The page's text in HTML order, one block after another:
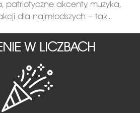
patriotyczne akcenty, muzyka,
dla najmłodszych – tak...
W LICZBACH